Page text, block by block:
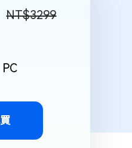
NT$3299